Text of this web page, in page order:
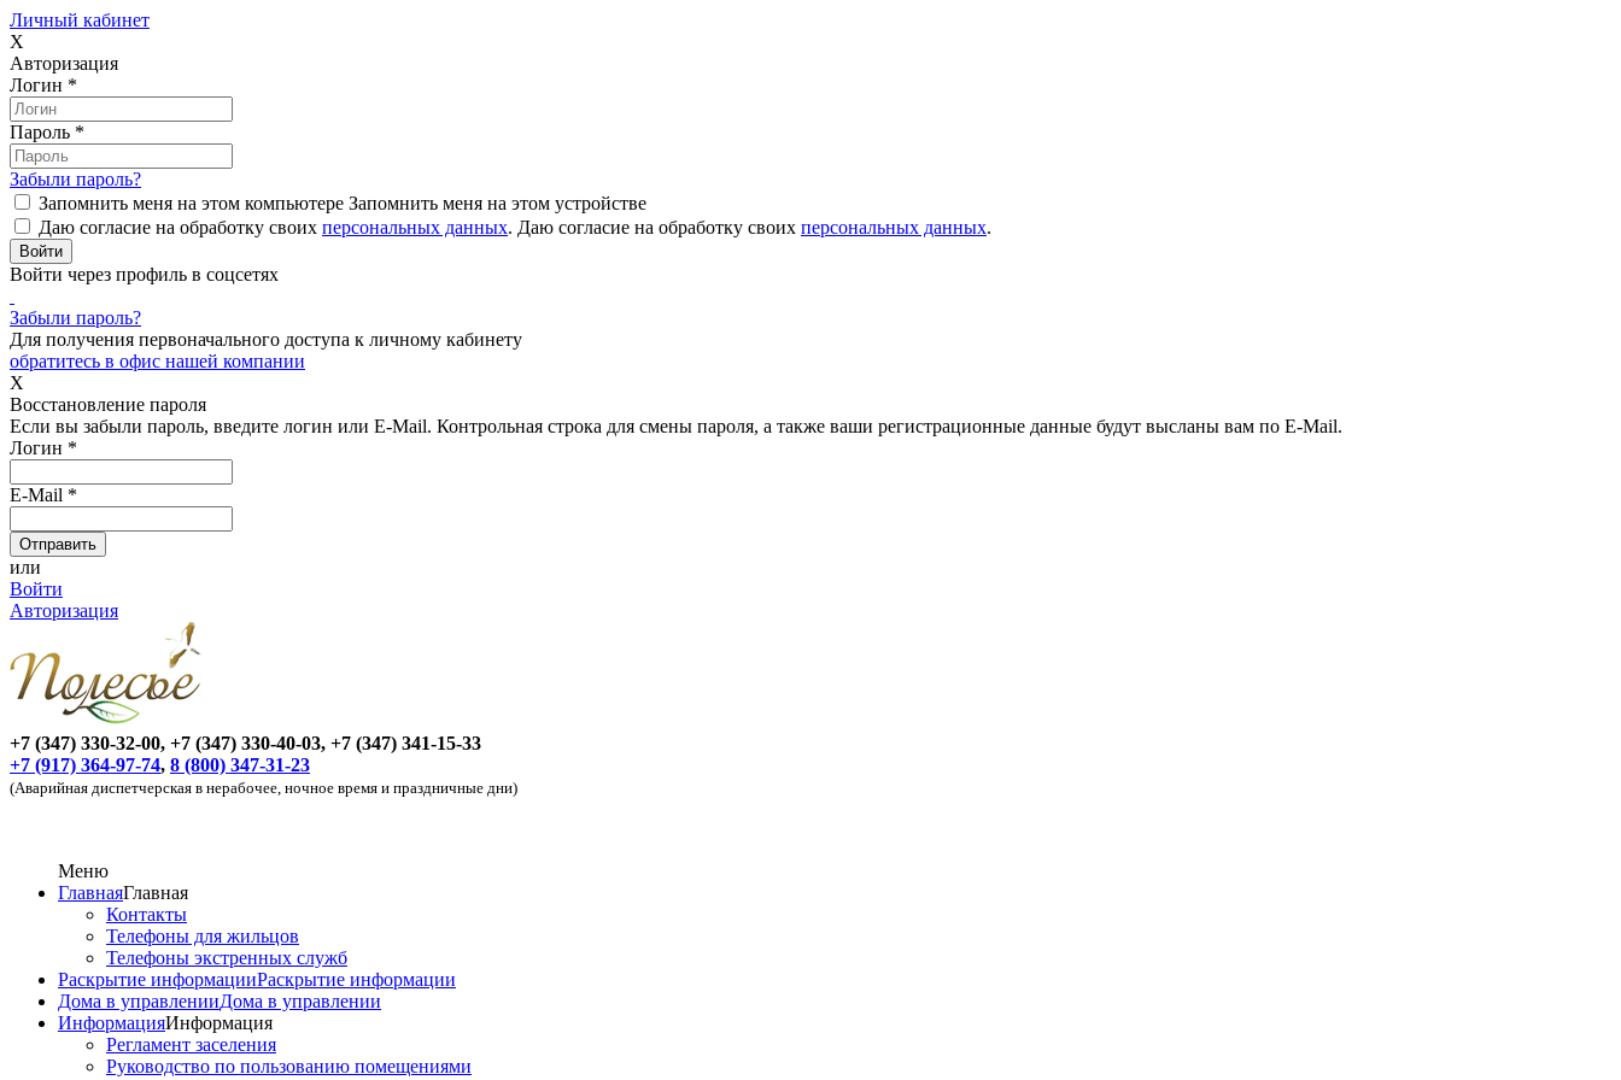
Личный кабинет
X
Авторизация
Логин *
Пароль *
Забыли пароль?
Запомнить меня на этом компьютере Запомнить меня на этом устройстве
Даю согласие на обработку своих персональных данных. Даю согласие на обработку своих персональных данных.
Войти через профиль в соцсетях
Забыли пароль?
Для получения первоначального доступа к личному кабинету
обратитесь в офис нашей компании
X
Восстановление пароля
Если вы забыли пароль, введите логин или E-Mail. Контрольная строка для смены пароля, а также ваши регистрационные данные будут высланы вам по E-Mail.
Логин *
E-Mail *
или
Войти
Авторизация
+7 (347) 330-32-00, +7 (347) 330-40-03, +7 (347) 341-15-33
+7 (917) 364-97-74, 8 (800) 347-31-23
(Аварийная диспетчерская в нерабочее, ночное время и праздничные дни)
Меню
ГлавнаяГлавная
Контакты
Телефоны для жильцов
Телефоны экстренных служб
Раскрытие информацииРаскрытие информации
Дома в управленииДома в управлении
ИнформацияИнформация
Регламент заселения
Руководство по пользованию помещениями